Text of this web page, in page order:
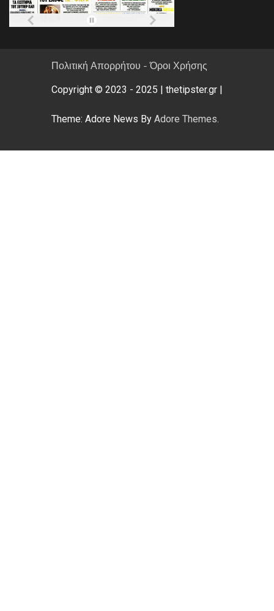
Πολιτική Απορρήτου - Όροι Χρήσης
Copyright © 2023 - 2025 | thetipster.gr |
Theme: Adore News By Adore Themes.